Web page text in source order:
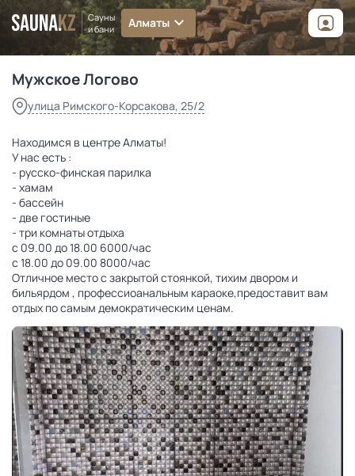
Сауны
и бани
Алматы
улица Римского-Корсакова, 25/2
от6 000 ₸
Мужское Логово
улица Римского-Корсакова, 25/2
Находимся в центре Алматы!
У нас есть :
- русско-финская парилка
- хамам
- бассейн
- две гостиные
- три комнаты отдыха
с 09.00 до 18.00 6000/час
с 18.00 до 09.00 8000/час
Отличное место с закрытой стоянкой, тихим двором и
бильярдом , профессиоанальным караоке,предоставит вам
отдых по самым демократическим ценам.